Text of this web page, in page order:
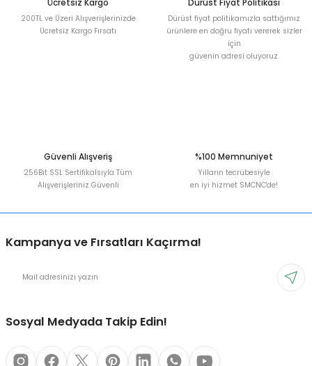
Ücretsiz Kargo
200TL ve Üzeri Alışverişlerinizde
Ücretsiz Kargo Fırsatı
Dürüst Fiyat Politikası
Dürüst fiyat politikamızla sattığımız
ürünlere en doğru fiyatı vererek sizler
için
güvenin adresi oluyoruz.
Güvenli Alışveriş
256Bit SSL Sertifikalsıyla Tüm
Alışverişleriniz Güvenli
%100 Memnuniyet
Yılların tecrübesiyle
en iyi hizmet SMCNC'de!
Kampanya ve Fırsatları Kaçırma!
Sosyal Medyada Takip Edin!